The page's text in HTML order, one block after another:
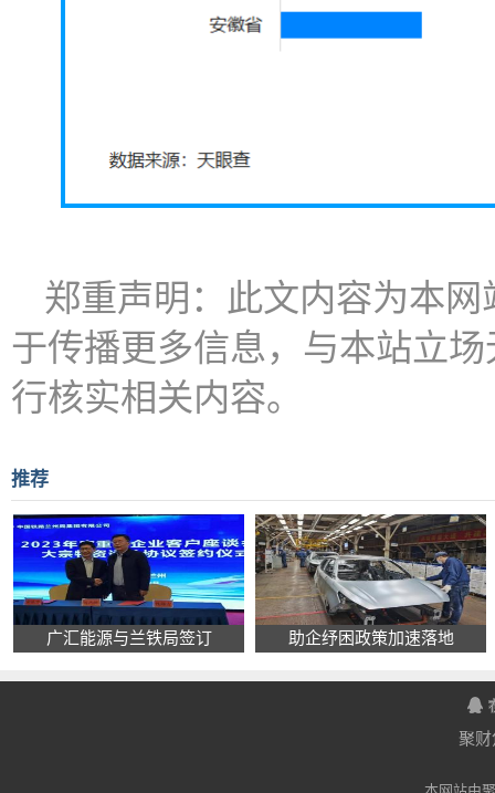
郑重声明：此文内容为本
于传播更多信息，与本站立
行核实相关内容。
推荐
广汇能源与兰铁局签订 助企纾困政策加速落地
聚